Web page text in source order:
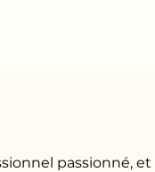
passionné,